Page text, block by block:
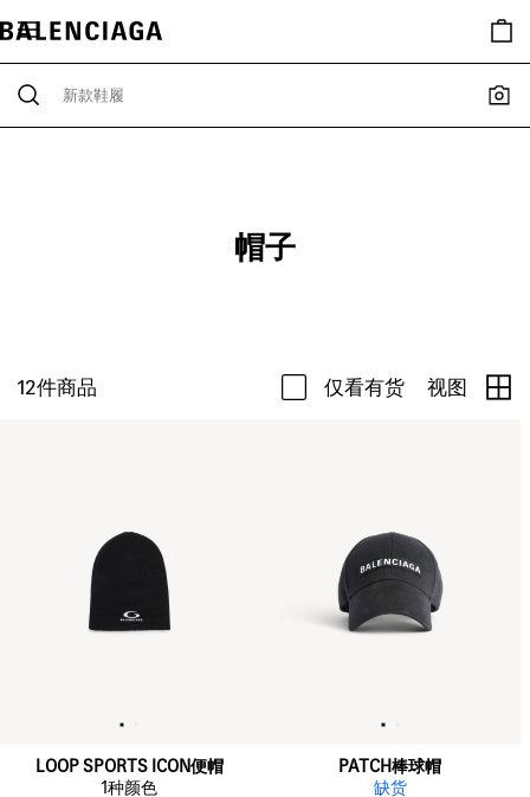
帽子
12件商品 仅看有货 视图
LOOP SPORTS ICON便帽
1种颜色
PATCH棒球帽
缺货